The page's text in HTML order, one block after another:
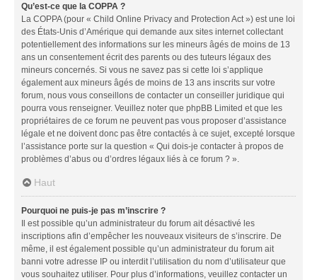
Qu’est-ce que la COPPA ?
La COPPA (pour « Child Online Privacy and Protection Act ») est une loi
des États-Unis d’Amérique qui demande aux sites internet collectant
potentiellement des informations sur les mineurs âgés de moins de 13
ans un consentement écrit des parents ou des tuteurs légaux des
mineurs concernés. Si vous ne savez pas si cette loi s’applique
également aux mineurs âgés de moins de 13 ans inscrits sur votre
forum, nous vous conseillons de contacter un conseiller juridique qui
pourra vous renseigner. Veuillez noter que phpBB Limited et que les
propriétaires de ce forum ne peuvent pas vous proposer d’assistance
légale et ne doivent donc pas être contactés à ce sujet, excepté lorsque
l’assistance porte sur la question « Qui dois-je contacter à propos de
problèmes d’abus ou d’ordres légaux liés à ce forum ? ».
Haut
Pourquoi ne puis-je pas m’inscrire ?
Il est possible qu’un administrateur du forum ait désactivé les
inscriptions afin d’empêcher les nouveaux visiteurs de s’inscrire. De
même, il est également possible qu’un administrateur du forum ait
banni votre adresse IP ou interdit l’utilisation du nom d’utilisateur que
vous souhaitez utiliser. Pour plus d’informations, veuillez contacter un